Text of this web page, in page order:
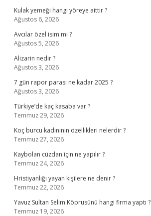
Kulak yemeği hangi yöreye aittir ?
Ağustos 6, 2026
Avcılar özel isim mi ?
Ağustos 5, 2026
Alizarin nedir ?
Ağustos 3, 2026
7 gün rapor parası ne kadar 2025 ?
Ağustos 3, 2026
Türkiye’de kaç kasaba var ?
Temmuz 29, 2026
Koç burcu kadınının özellikleri nelerdir ?
Temmuz 27, 2026
Kaybolan cüzdan için ne yapılır ?
Temmuz 24, 2026
Hristiyanlığı yayan kişilere ne denir ?
Temmuz 22, 2026
Yavuz Sultan Selim Köprüsünü hangi firma yaptı ?
Temmuz 19, 2026